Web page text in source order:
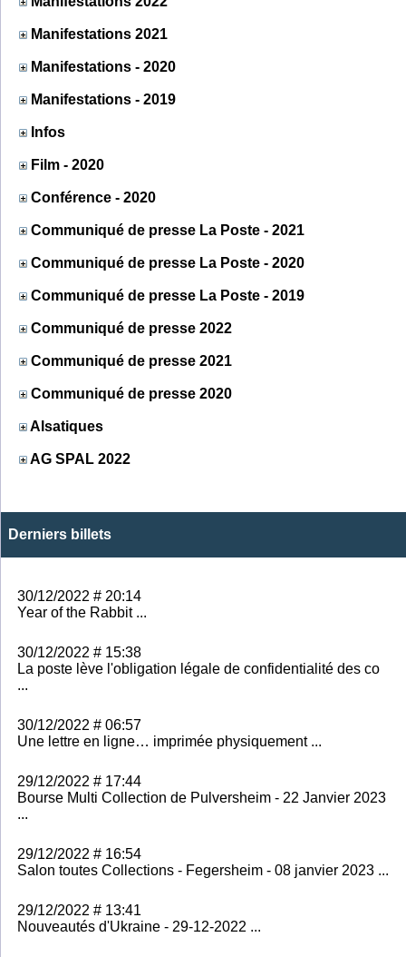
Manifestations 2021
Manifestations - 2020
Manifestations - 2019
Infos
Film - 2020
Conférence - 2020
Communiqué de presse La Poste - 2021
Communiqué de presse La Poste - 2020
Communiqué de presse La Poste - 2019
Communiqué de presse 2022
Communiqué de presse 2021
Communiqué de presse 2020
Alsatiques
AG SPAL 2022
Derniers billets
30/12/2022 # 20:14
Year of the Rabbit ...
30/12/2022 # 15:38
La poste lève l'obligation légale de confidentialité des co
...
30/12/2022 # 06:57
Une lettre en ligne… imprimée physiquement ...
29/12/2022 # 17:44
Bourse Multi Collection de Pulversheim - 22 Janvier 2023
...
29/12/2022 # 16:54
Salon toutes Collections - Fegersheim - 08 janvier 2023 ...
29/12/2022 # 13:41
Nouveautés d'Ukraine - 29-12-2022 ...